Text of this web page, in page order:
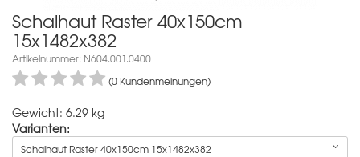
Schalhaut Raster 40x150cm
15x1482x382
Artikelnummer: N604.001.0400
(0 Kundenmeinungen)
Gewicht: 6.29 kg
Varianten:
Schalhaut Raster 40x150cm 15x1482x382